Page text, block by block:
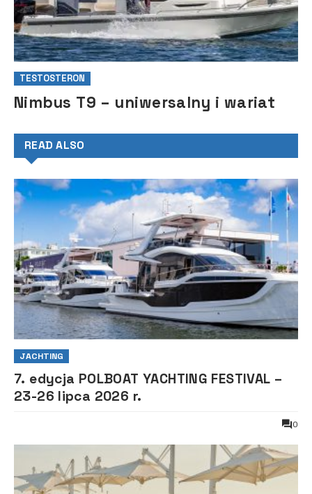
TESTOSTERON
Nimbus T9 – uniwersalny i wariat
READ ALSO
JACHTING
7. edycja POLBOAT YACHTING FESTIVAL –
23-26 lipca 2026 r.
0